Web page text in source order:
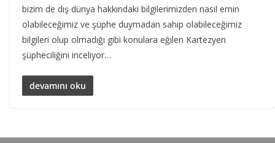
bizim de dış dünya hakkındaki bilgilerimizden nasıl emin
olabileceğimiz ve şüphe duymadan sahip olabileceğimiz
bilgileri olup olmadığı gibi konulara eğilen Kartezyen
şüpheciliğini inceliyor…
devamını oku